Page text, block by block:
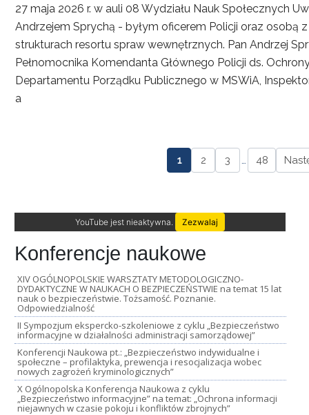
27 maja 2026 r. w auli 08 Wydziału Nauk Społecznych
Andrzejem Sprychą - byłym oficerem Policji oraz osobą
strukturach resortu spraw wewnętrznych. Pan Andrzej
Pełnomocnika Komendanta Głównego Policji ds.
Departamentu Porządku Publicznego w MSWiA,
a
1 2 3 … 48
YouTube jest nieaktywna. Zezwalaj
Konferencje naukowe
XIV OGÓLNOPOLSKIE WARSZTATY METODOLOGICZNO-
DYDAKTYCZNE W NAUKACH O BEZPIECZEŃSTWIE na temat 15 lat
nauk o bezpieczeństwie. Tożsamość. Poznanie.
Odpowiedzialność
II Sympozjum ekspercko-szkoleniowe z cyklu „Bezpieczeństwo
informacyjne w działalności administracji samorządowej”
Konferencji Naukowa pt.: „Bezpieczeństwo indywidualne i
społeczne – profilaktyka, prewencja i resocjalizacja wobec
nowych zagrożeń kryminologicznych”
X Ogólnopolska Konferencja Naukowa z cyklu
„Bezpieczeństwo informacyjne” na temat: „Ochrona informacji
niejawnych w czasie pokoju i konfliktów zbrojnych”